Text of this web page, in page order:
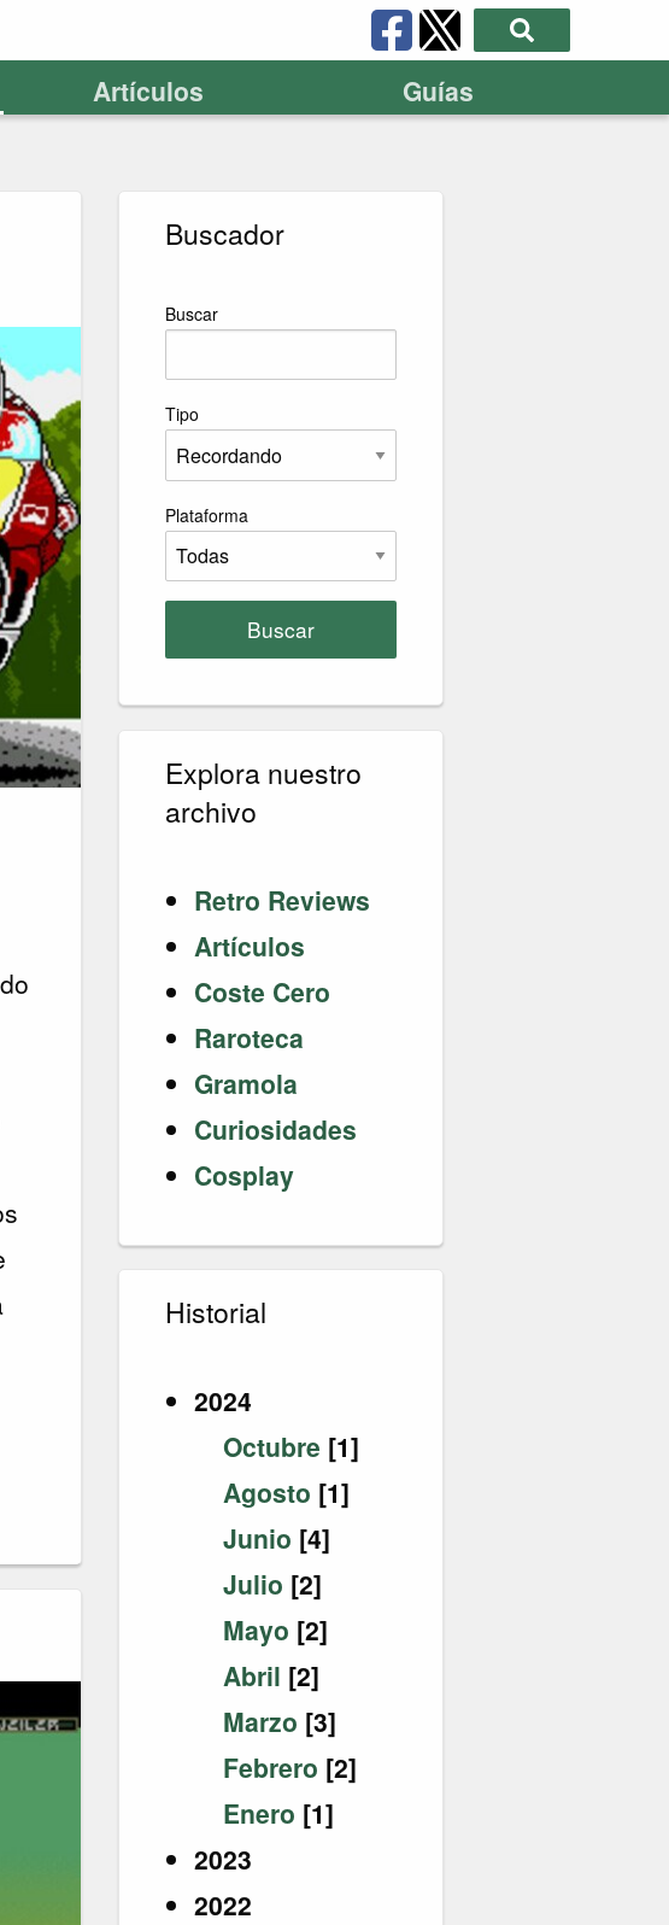
Artículos Guías
Buscador
Buscar
Tipo
Plataforma
Buscar
Explora nuestro
archivo
Retro Reviews
Artículos
Coste Cero
Raroteca
Gramola
Curiosidades
Cosplay
Historial
2024
Octubre [1]
Agosto [1]
Junio [4]
Julio [2]
Mayo [2]
Abril [2]
Marzo [3]
Febrero [2]
Enero [1]
2023
2022